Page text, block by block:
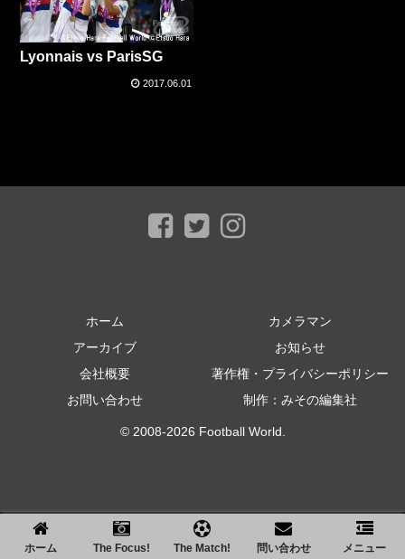
Lyonnais vs ParisSG
2017.06.01
ホーム
カメラマン
アーカイブ
お知らせ
会社概要
著作権・プライバシーポリシー
お問い合わせ
制作：みその編集社
© 2008-2026 Football World.
ホーム The Focus! The Match! 問い合わせ メニュー